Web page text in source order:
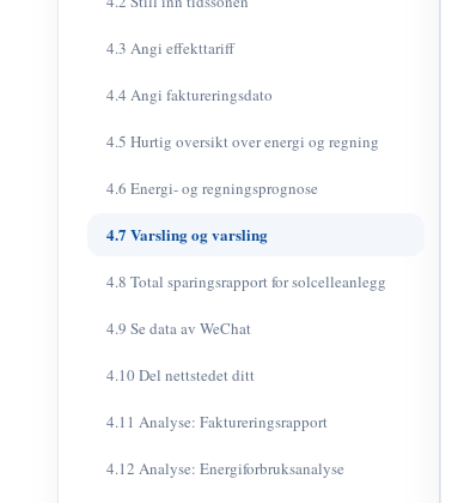
4.3 Angi effekttariff
4.4 Angi faktureringsdato
4.5 Hurtig oversikt over energi og regning
4.6 Energi- og regningsprognose
4.7 Varsling og varsling
4.8 Total sparingsrapport for solcelleanlegg
4.9 Se data av WeChat
4.10 Del nettstedet ditt
4.11 Analyse: Faktureringsrapport
4.12 Analyse: Energiforbruksanalyse